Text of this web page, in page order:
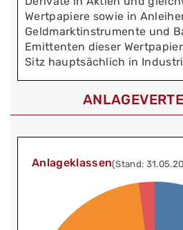
Wertpapiere sowie in
Geldmarktinstrumente und
Emittenten dieser
Sitz hauptsächlich in
Anlageklassen(Stand: